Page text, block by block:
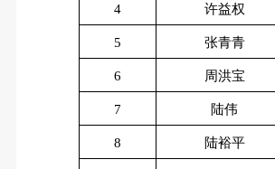
4 许益权
5 张青青
6 周洪宝
7 陆伟
8 陆裕平